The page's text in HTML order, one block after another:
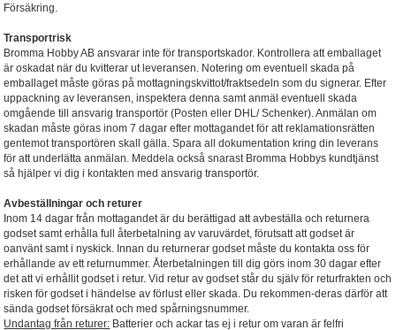
Försäkring.
Transportrisk
Bromma Hobby AB ansvarar inte för transportskador. Kontrollera att emballaget
är oskadat när du kvitterar ut leveransen. Notering om eventuell skada på
emballaget måste göras på mottagningskvittot/fraktsedeln som du signerar. Efter
uppackning av leveransen, inspektera denna samt anmäl eventuell skada
omgående till ansvarig transportör (Posten eller DHL/ Schenker). Anmälan om
skadan måste göras inom 7 dagar efter mottagandet för att reklamationsrätten
gentemot transportören skall gälla. Spara all dokumentation kring din leverans
för att underlätta anmälan. Meddela också snarast Bromma Hobbys kundtjänst
så hjälper vi dig i kontakten med ansvarig transportör.
Avbeställningar och returer
Inom 14 dagar från mottagandet är du berättigad att avbeställa och returnera
godset samt erhålla full återbetalning av varuvärdet, förutsatt att godset är
oanvänt samt i nyskick. Innan du returnerar godset måste du kontakta oss för
erhållande av ett returnummer. Återbetalningen till dig görs inom 30 dagar efter
det att vi erhållit godset i retur. Vid retur av godset står du själv för returfrakten och
risken för godset i händelse av förlust eller skada. Du rekommen-deras därför att
sända godset försäkrat och med spårningsnummer.
Undantag från returer: Batterier och ackar tas ej i retur om varan är felfri